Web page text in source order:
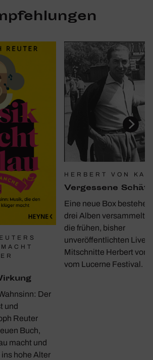
M
Der
und
Reuter
Buch,
macht und
hohe Alter
HERBERT VON
Verges­sene
Eine neue Box
drei Alben versammelt
die frühen, bisher
unveröffentlichten Live-
Mitschnitte Herbert von
vom Lucerne Festival.